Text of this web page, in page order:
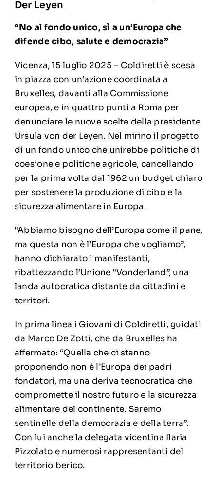
Der Leyen
“No al fondo unico, sì a un’Europa che
difende cibo, salute e democrazia”
Vicenza, 15 luglio 2025 – Coldiretti è scesa
in piazza con un’azione coordinata a
Bruxelles, davanti alla Commissione
europea, e in quattro punti a Roma per
denunciare le nuove scelte della presidente
Ursula von der Leyen. Nel mirino il progetto
di un fondo unico che unirebbe politiche di
coesione e politiche agricole, cancellando
per la prima volta dal 1962 un budget chiaro
per sostenere la produzione di cibo e la
sicurezza alimentare in Europa.
“Abbiamo bisogno dell’Europa come il pane,
ma questa non è l’Europa che vogliamo”,
hanno dichiarato i manifestanti,
ribattezzando l’Unione “Vonderland”, una
landa autocratica distante da cittadini e
territori.
In prima linea i Giovani di Coldiretti, guidati
da Marco De Zotti, che da Bruxelles ha
affermato: “Quella che ci stanno
proponendo non è l’Europa dei padri
fondatori, ma una deriva tecnocratica che
compromette il nostro futuro e la sicurezza
alimentare del continente. Saremo
sentinelle della democrazia e della terra”.
Con lui anche la delegata vicentina Ilaria
Pizzolato e numerosi rappresentanti del
territorio berico.